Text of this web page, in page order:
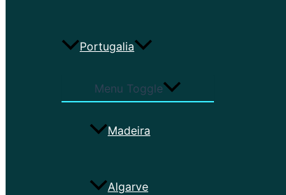
Portugalia
Menu Toggle
Madeira
Algarve